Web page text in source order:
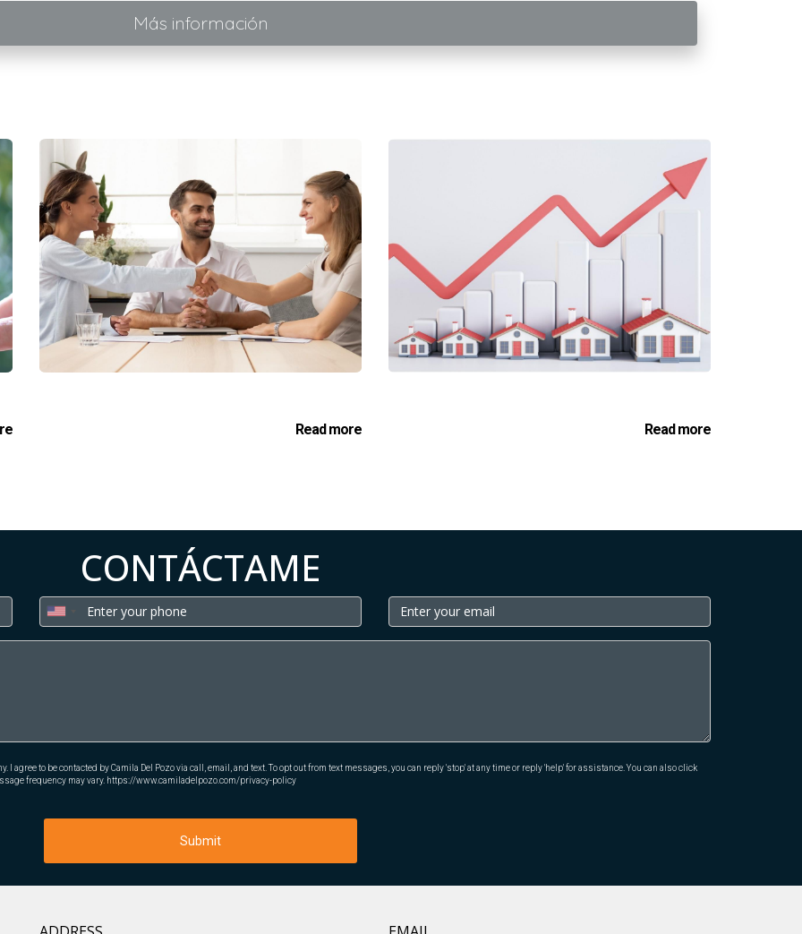
Más información
Read more Read more
CONTÁCTAME
I agree to be contacted by Camila Del Pozo via call, email, and text. To opt out from text messages, you can reply 'stop' at any time or reply 'help' for assistance. You can also click
frequency may vary. https://www.camiladelpozo.com/privacy-policy
Submit